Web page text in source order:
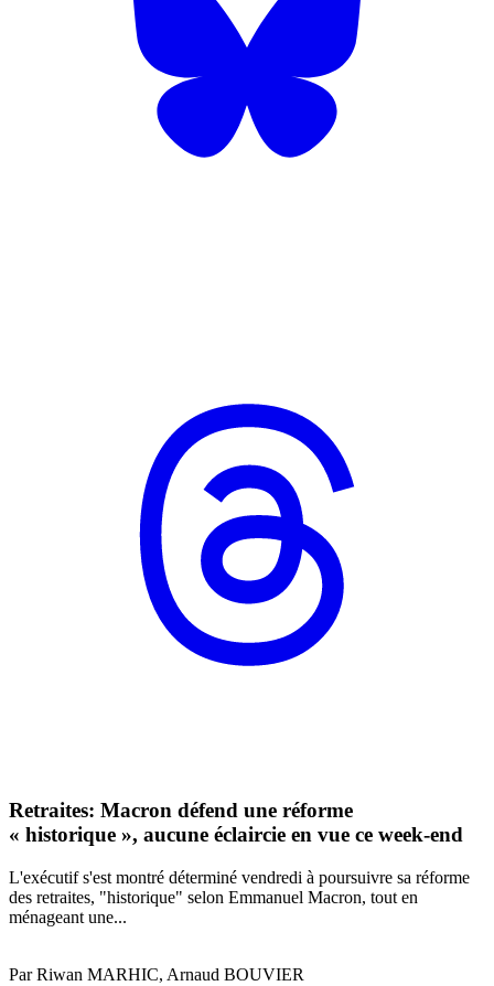
Retraites: Macron défend une réforme
« historique », aucune éclaircie en vue ce week-end
L'exécutif s'est montré déterminé vendredi à poursuivre sa réforme
des retraites, "historique" selon Emmanuel Macron, tout en
ménageant une...
Par Riwan MARHIC, Arnaud BOUVIER